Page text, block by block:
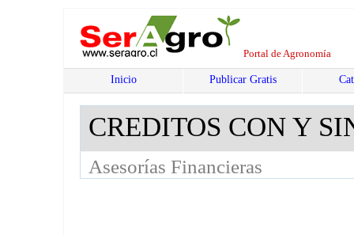
Portal de Agronomía
Inicio Publicar Gratis
CREDITOS CON Y
Asesorías Financieras